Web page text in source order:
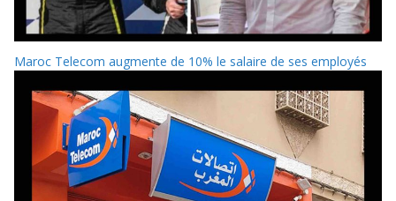
Maroc Telecom augmente de 10% le salaire de ses employés